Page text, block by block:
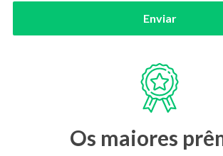
Enviar
Os maiores